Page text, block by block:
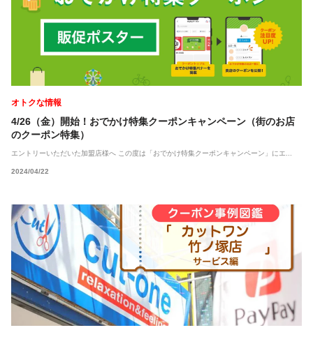
オトクな情報
4/26（金）開始！おでかけ特集クーポンキャンペーン（街のお店
のクーポン特集）
エントリーいただいた加盟店様へ この度は「おでかけ特集クーポンキャンペーン」にエ...
2024/04/22